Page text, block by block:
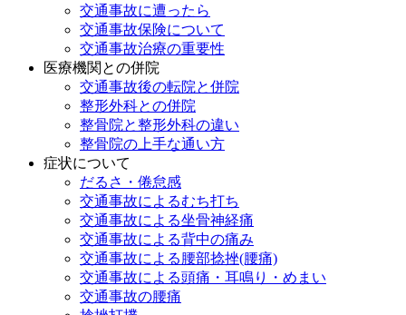
交通事故に遭ったら
交通事故保険について
交通事故治療の重要性
医療機関との併院
交通事故後の転院と併院
整形外科との併院
整骨院と整形外科の違い
整骨院の上手な通い方
症状について
だるさ・倦怠感
交通事故によるむち打ち
交通事故による坐骨神経痛
交通事故による背中の痛み
交通事故による腰部捻挫(腰痛)
交通事故による頭痛・耳鳴り・めまい
交通事故の腰痛